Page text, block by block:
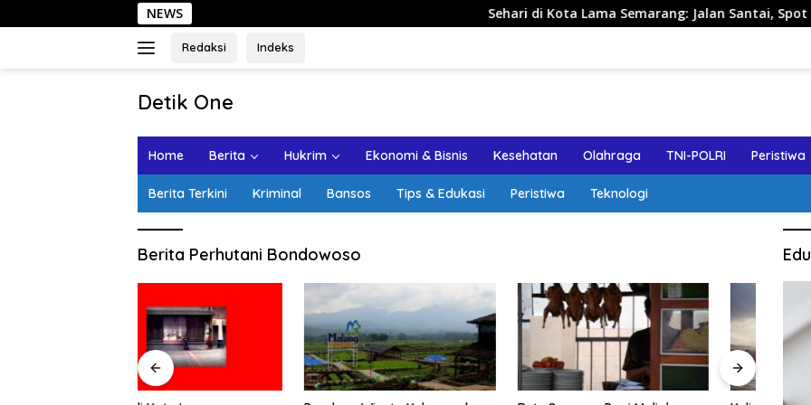
ke
NEWS Sehari di Kota Lama Semarang: Jalan Santai, Spot Foto, dan
Redaksi Indeks
Detik One
Ungkap
Home Berita Hukrim Ekonomi & Bisnis Kesehatan Olahraga TNI-POLRI Peristiwa
Berita Terkini Kriminal Bansos Tips & Edukasi Peristiwa Teknologi
Berita Perhutani Bondowoso